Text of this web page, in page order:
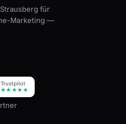
für
Marketing —
Trustpilot
★★★★★